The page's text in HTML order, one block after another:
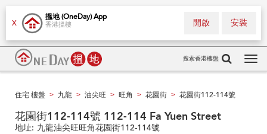
X
搵地 (OneDay) App
香港搵樓 安裝
開啟
搜索香港樓盤
住宅 樓盤 > 九龍 > 油尖旺 > 旺角 > 花園街 > 花園街112-114號
花園街112-114號 112-114 Fa Yuen Street
地址: 九龍油尖旺旺角花園街112-114號